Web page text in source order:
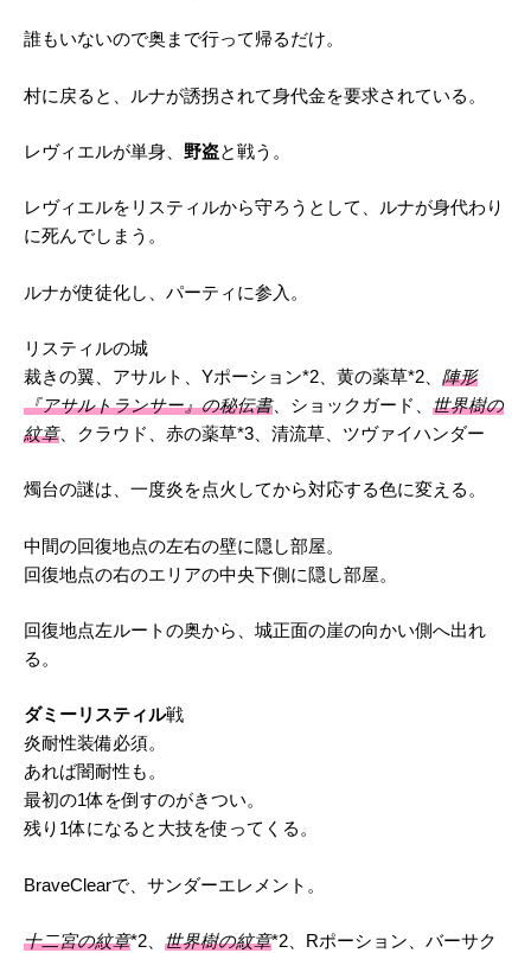
誰もいないので奥まで行って帰るだけ。
村に戻ると、ルナが誘拐されて身代金を要求されている。
レヴィエルが単身、 野盗と戦う。
レヴィエルをリスティルから守ろうとして、ルナが身代わり
に死んでしまう。
ルナが使徒化し、パーティに参入。
リスティルの城
裁きの翼、アサルト、Yポーション*2、黄の薬草*2、 陣形
『アサルトランサー』の秘伝書、ショックガード、 世界樹の
紋章、クラウド、赤の薬草*3、清流草、ツヴァイハンダー
燭台の謎は、一度炎を点火してから対応する色に変える。
中間の回復地点の左右の壁に隠し部屋。
回復地点の右のエリアの中央下側に隠し部屋。
回復地点左ルートの奥から、城正面の崖の向かい側へ出れ
る。
ダミーリスティル戦
炎耐性装備必須。
あれば闇耐性も。
最初の1体を倒すのがきつい。
残り1体になると大技を使ってくる。
BraveClearで、サンダーエレメント。
十二宮の紋章*2、 世界樹の紋章*2、Rポーション、バーサク